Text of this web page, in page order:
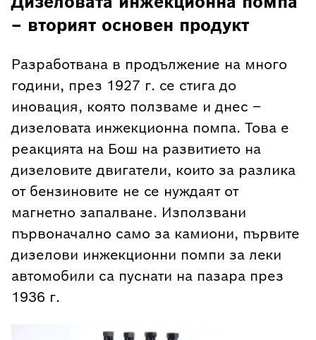
– вторият основен продукт
Разработвана в продължение на много
години, през 1927 г. се стига до
иновация, която ползваме и днес –
дизеловата инжекционна помпа. Това е
реакцията на Бош на развитието на
дизеловите двигатели, които за разлика
от бензиновите не се нуждаят от
магнетно запалване. Използвани
първоначално само за камиони, първите
дизелови инжекционни помпи за леки
автомобили са пуснати на пазара през
1936 г.